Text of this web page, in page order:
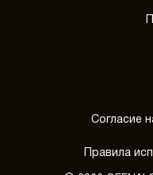
Согласие
Правила